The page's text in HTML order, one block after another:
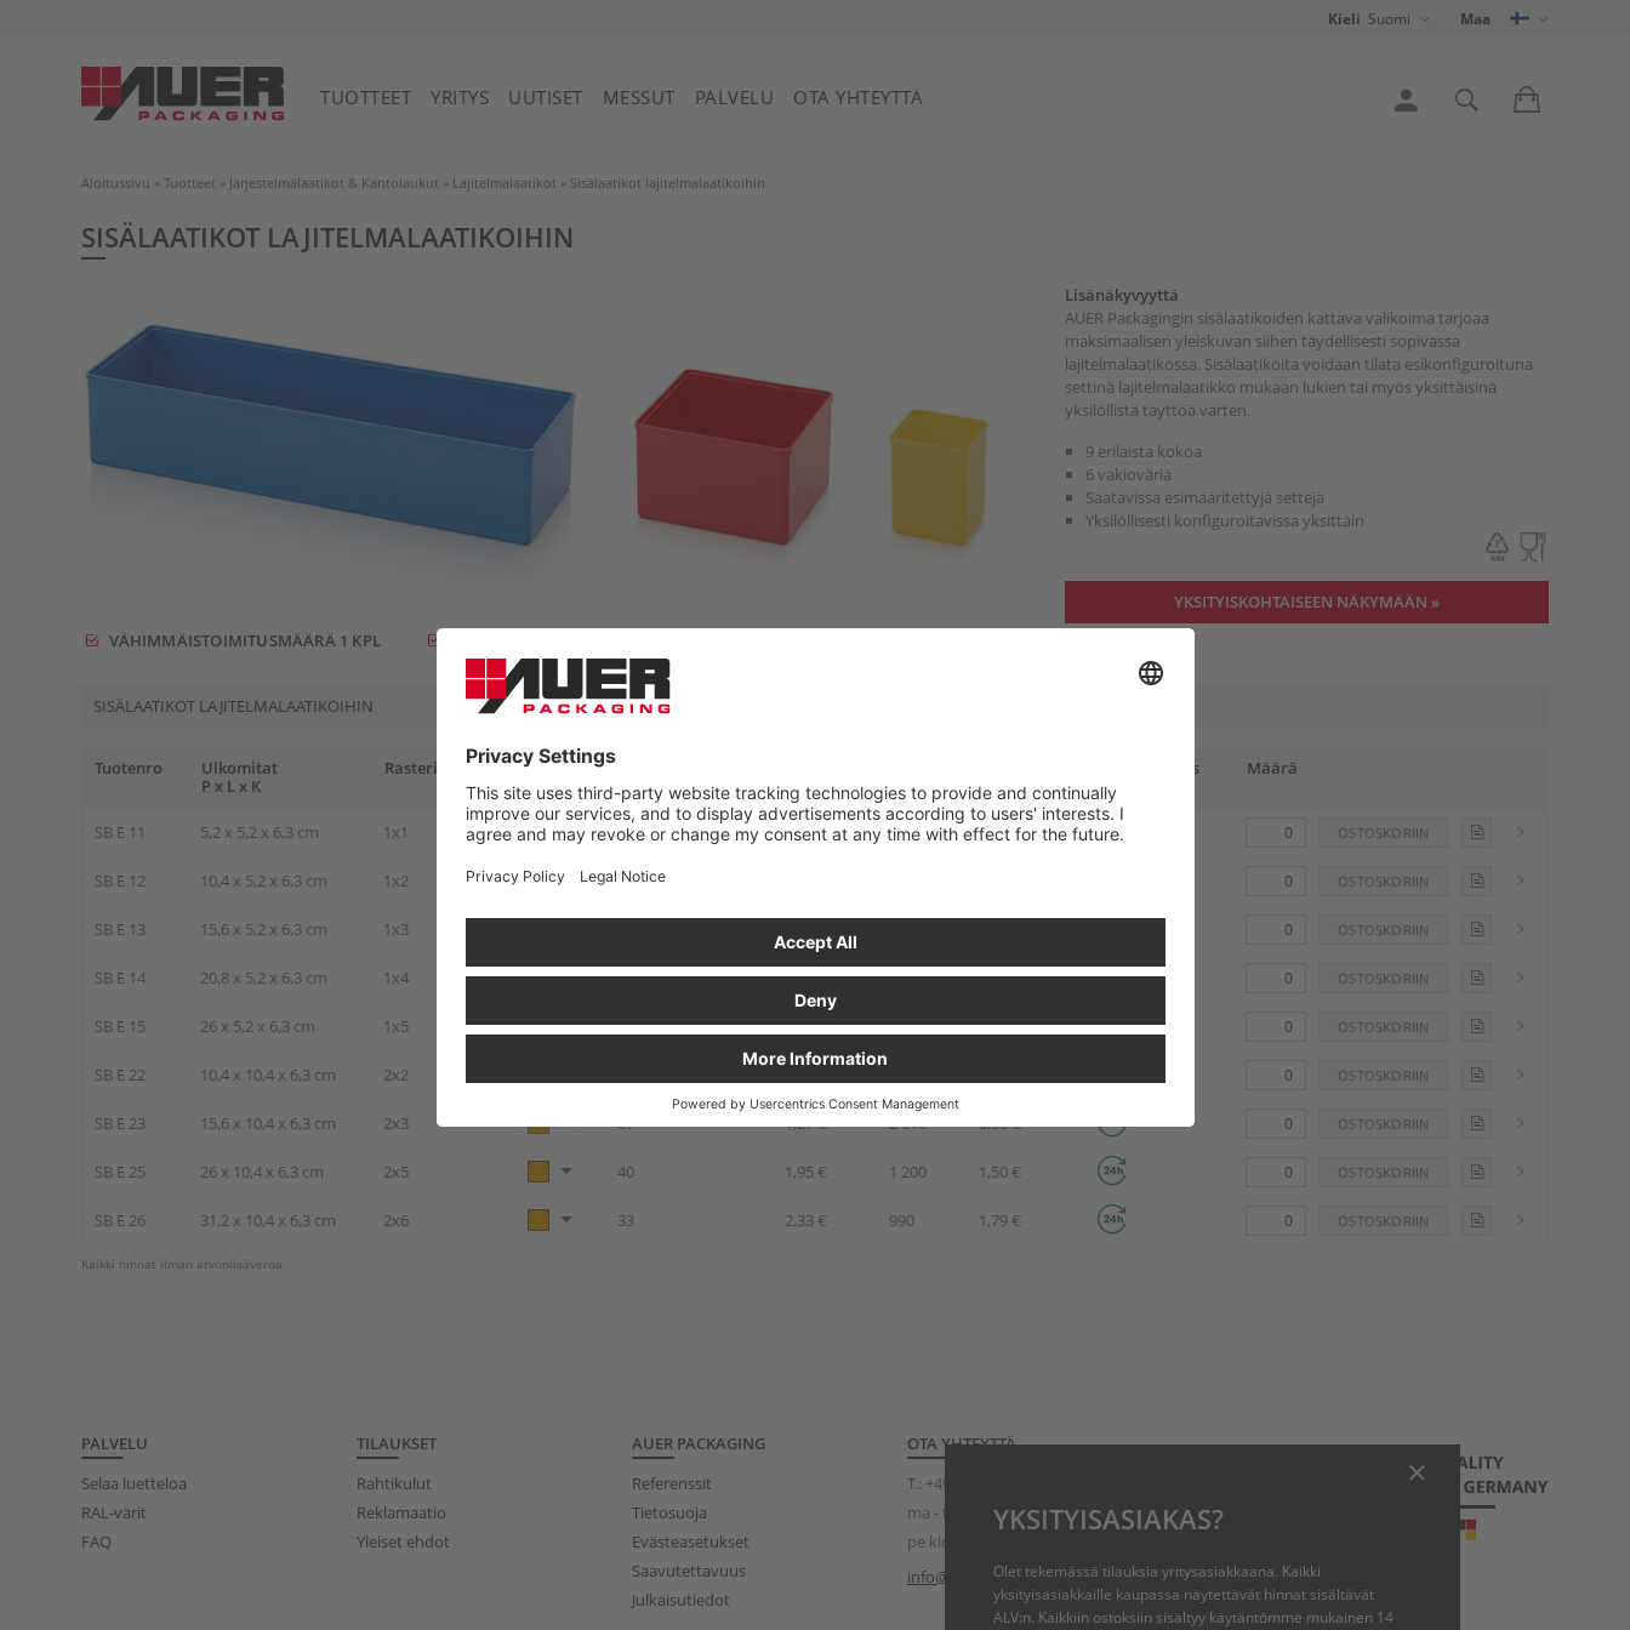
Kieli Suomi Maa
TUOTTEET YRITYS UUTISET MESSUT PALVELU OTA YHTEYTTÄ
Aloitussivu » Tuotteet » Järjestelmälaatikot & Kantolaukut » Lajitelmalaatikot » Sisälaatikot lajitelmalaatikoihin
SISÄLAATIKOT LAJITELMALAATIKOIHIN
VÄHIMMÄISTOIMITUSMÄÄRÄ 1 KPL
Lisänäkyvyyttä
AUER Packagingin sisälaatikoiden kattava valikoima tarjoaa
maksimaalisen yleiskuvan siihen täydellisesti sopivassa
lajitelmalaatikossa. Sisälaatikoita voidaan tilata esikonfiguroituna
settinä lajitelmalaatikko mukaan lukien tai myös yksittäisinä
yksilöllistä täyttöä varten.
9 erilaista kokoa
6 vakioväriä
Saatavissa esimääritettyjä settejä
Yksilöllisesti konfiguroitavissa yksittäin
YKSITYISKOHTAISEEN NÄKYMÄÄN »
SISÄLAATIKOT LAJITELMALAATIKOIHIN
Tuotenro
Ulkomitat
P x L x K
Rasterimitta Väri
pahvilaatikossa
yksittäin
lavalla
lavalla
Lähetysvalmis Määrä
SB E 11 5,2 x 5,2 x 6,3 cm 1x1 385 0,36 € 11 550 0,28 €
SB E 12 10,4 x 5,2 x 6,3 cm 1x2 193
SB E 13 15,6 x 5,2 x 6,3 cm 1x3
SB E 14 20,8 x 5,2 x 6,3 cm 1x4 94 1,15 € 2 820 0,89 €
SB E 15 26 x 5,2 x 6,3 cm 1x5 77 1,35 € 2 310 1,04 €
SB E 22 10,4 x 10,4 x 6,3 cm 2x2
SB E 23 15,6 x 10,4 x 6,3 cm 2x3 67 1,27 € 2 010 0,98 €
SB E 25 26 x 10,4 x 6,3 cm 2x5 40 1,95 € 1 200 1,50 €
SB E 26 31,2 x 10,4 x 6,3 cm 2x6 33 2,33 € 990 1,79 €
Kaikki hinnat ilman arvonlisäveroa
PALVELU
Selaa luetteloa
RAL-värit
FAQ
TILAUKSET
Rahtikulut
Reklamaatio
Yleiset ehdot
AUER PACKAGING
Referenssit
Tietosuoja
Evästeasetukset
Saavutettavuus
Julkaisutiedot
OTA YHTEYTTÄ
T.: +49 (0)8075 91333-840
ma - to klo 08.00–17.00
pe klo 08.00–15.00
info@auer-packaging.com
YKSITYISASIAKAS?
Olet tekemässä tilauksia yritysasiakkaana. Kaikki
yksityisasiakkaille kaupassa näytettävät hinnat sisältävät
ALV:n. Kaikkiin ostoksiin sisältyy käytäntömme mukainen 14